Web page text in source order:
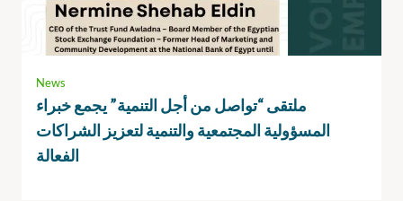
News
ملتقى “تواصل من أجل التنمية” يجمع خبراء
المسؤولية المجتمعية والتنمية لتعزيز الشراكات
الفعالة